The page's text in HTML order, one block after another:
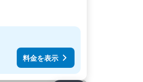
料金を表示